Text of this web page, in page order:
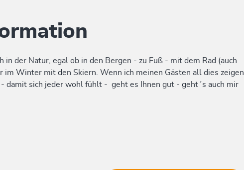
in der Natur, egal ob in den Bergen - zu Fuß - mit dem Rad (auch
im Winter mit den Skiern. Wenn ich meinen Gästen all dies zeigen
- damit sich jeder wohl fühlt - geht es Ihnen gut - geht´s auch mir